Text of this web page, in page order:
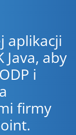
aplikacji
aby
i
firmy